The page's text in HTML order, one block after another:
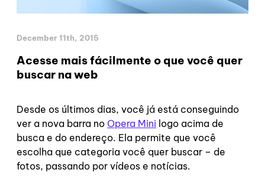
December 11th, 2015
Acesse mais fácilmente o que você quer
buscar na web
Desde os últimos dias, você já está conseguindo
ver a nova barra no Opera Mini logo acima de
busca e do endereço. Ela permite que você
escolha que categoria você quer buscar – de
fotos, passando por vídeos e notícias.